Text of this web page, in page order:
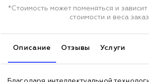
*Стоимость может поменяться и
стоимости и веса
Описание Отзывы Услуги